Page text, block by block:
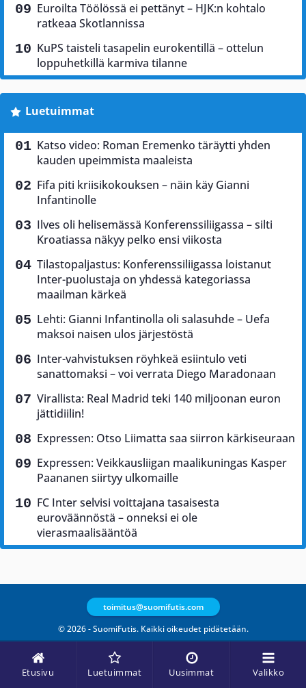
Etusivu Luetuimmat Uusimmat Valikko
Euroilta Töölössä ei pettänyt – HJK:n kohtalo
ratkeaa Skotlannissa
KuPS taisteli tasapelin eurokentillä – ottelun
loppuhetkillä karmiva tilanne
Luetuimmat
Katso video: Roman Eremenko täräytti yhden
kauden upeimmista maaleista
Fifa piti kriisikokouksen – näin käy Gianni
Infantinolle
Ilves oli helisemässä Konferenssiliigassa – silti
Kroatiassa näkyy pelko ensi viikosta
Tilastopaljastus: Konferenssiliigassa loistanut
Inter-puolustaja on yhdessä kategoriassa
maailman kärkeä
Lehti: Gianni Infantinolla oli salasuhde – Uefa
maksoi naisen ulos järjestöstä
Inter-vahvistuksen röyhkeä esiintulo veti
sanattomaksi – voi verrata Diego Maradonaan
Virallista: Real Madrid teki 140 miljoonan euron
jättidiilin!
Expressen: Otso Liimatta saa siirron kärkiseuraan
Expressen: Veikkausliigan maalikuningas Kasper
Paananen siirtyy ulkomaille
FC Inter selvisi voittajana tasaisesta
euroväännöstä – onneksi ei ole
vierasmaalisääntöä
© 2026 - SuomiFutis. Kaikki oikeudet pidätetään.
toimitus@suomifutis.com